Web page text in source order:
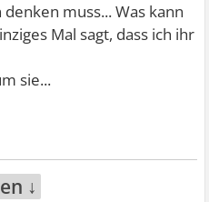
muss... Was kann
Mal sagt, dass ich ihr
sie...
↓